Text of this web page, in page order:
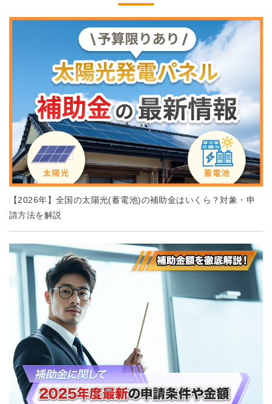
【2026年】全国の太陽光(蓄電池)の補助金はいくら？対象・申
請方法を解説